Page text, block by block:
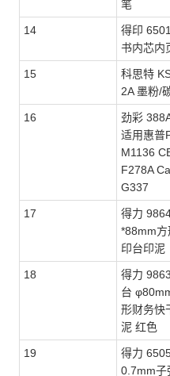
笔
14
得印
书内芯内
15
科思特
2A 墨粉/
16
劲彩
适用惠普
M1136
F278A
G337
17
得力
*88mm方
印台印泥
18
得力
台
形财务快
泥 红色
19
得力
0.7mm子